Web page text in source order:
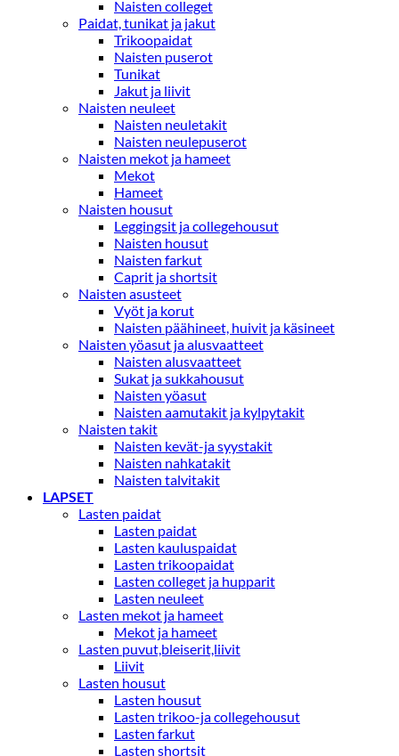
Naisten colleget
Paidat, tunikat ja jakut
Trikoopaidat
Naisten puserot
Tunikat
Jakut ja liivit
Naisten neuleet
Naisten neuletakit
Naisten neulepuserot
Naisten mekot ja hameet
Mekot
Hameet
Naisten housut
Leggingsit ja collegehousut
Naisten housut
Naisten farkut
Caprit ja shortsit
Naisten asusteet
Vyöt ja korut
Naisten päähineet, huivit ja käsineet
Naisten yöasut ja alusvaatteet
Naisten alusvaatteet
Sukat ja sukkahousut
Naisten yöasut
Naisten aamutakit ja kylpytakit
Naisten takit
Naisten kevät-ja syystakit
Naisten nahkatakit
Naisten talvitakit
LAPSET
Lasten paidat
Lasten paidat
Lasten kauluspaidat
Lasten trikoopaidat
Lasten colleget ja hupparit
Lasten neuleet
Lasten mekot ja hameet
Mekot ja hameet
Lasten puvut,bleiserit,liivit
Liivit
Lasten housut
Lasten housut
Lasten trikoo-ja collegehousut
Lasten farkut
Lasten shortsit